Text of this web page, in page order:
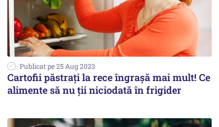
Publicat pe 25 Aug 2023
Cartofii păstraţi la rece îngraşă mai mult! Ce
alimente să nu ţii niciodată în frigider